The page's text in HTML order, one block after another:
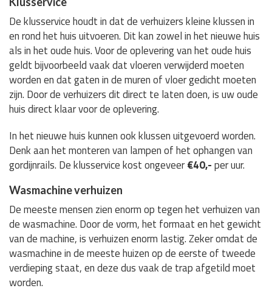
De klusservice houdt in dat de verhuizers kleine klussen in
en rond het huis uitvoeren. Dit kan zowel in het nieuwe huis
als in het oude huis. Voor de oplevering van het oude huis
geldt bijvoorbeeld vaak dat vloeren verwijderd moeten
worden en dat gaten in de muren of vloer gedicht moeten
zijn. Door de verhuizers dit direct te laten doen, is uw oude
huis direct klaar voor de oplevering.
In het nieuwe huis kunnen ook klussen uitgevoerd worden.
Denk aan het monteren van lampen of het ophangen van
gordijnrails. De klusservice kost ongeveer€40,-per uur.
Wasmachine verhuizen
De meeste mensen zien enorm op tegen het verhuizen van
de wasmachine. Door de vorm, het formaat en het gewicht
van de machine, is verhuizen enorm lastig. Zeker omdat de
wasmachine in de meeste huizen op de eerste of tweede
verdieping staat, en deze dus vaak de trap afgetild moet
worden.